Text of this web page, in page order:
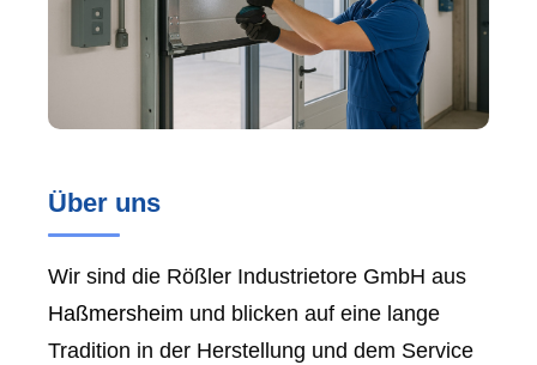
Über uns
Wir sind die Rößler Industrietore GmbH aus
Haßmersheim und blicken auf eine lange
Tradition in der Herstellung und dem Service